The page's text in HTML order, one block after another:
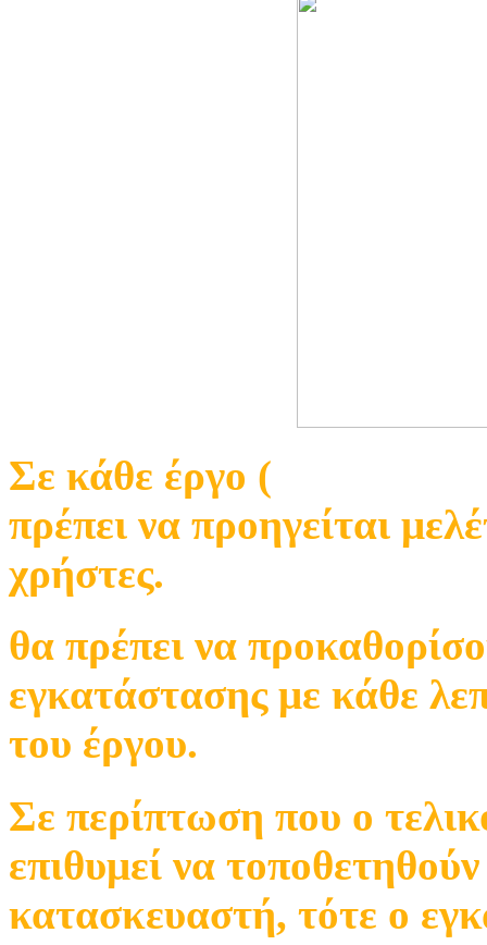
Σε κάθε έργο (
πρέπει να προηγείται
χρήστες.
θα πρέπει να
εγκατάστασης με κάθε
του έργου.
Σε περίπτωση που ο
επιθυμεί να
κατασκευαστή, τότε ο